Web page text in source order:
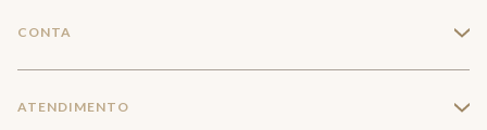
CONTA +
ATENDIMENTO +